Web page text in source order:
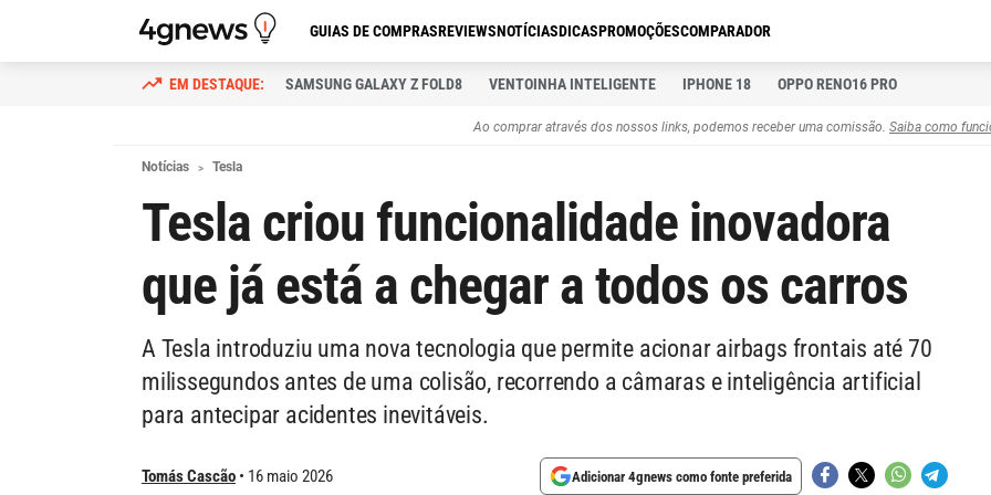
GUIAS DE COMPRASREVIEWSNOTÍCIASDICASPROMOÇÕESCOMPARADOR
SAMSUNG GALAXY Z FOLD8 VENTOINHA INTELIGENTE IPHONE 18 OPPO RENO16 PRO
Ao comprar através dos nossos links, podemos receber uma comissão. Saiba como
Notícias Tesla
Tesla criou funcionalidade inovadora
que já está a chegar a todos os carros
A Tesla introduziu uma nova tecnologia que permite acionar airbags frontais até 70
milissegundos antes de uma colisão, recorrendo a câmaras e inteligência artificial
para antecipar acidentes inevitáveis.
Tomás Cascão 16 maio 2026 Adicionar 4gnews como fonte preferida